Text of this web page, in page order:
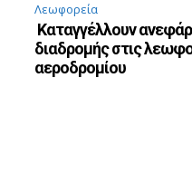
Λεωφορεία
Καταγγέλλουν
διαδρομής στις
αεροδρομίου